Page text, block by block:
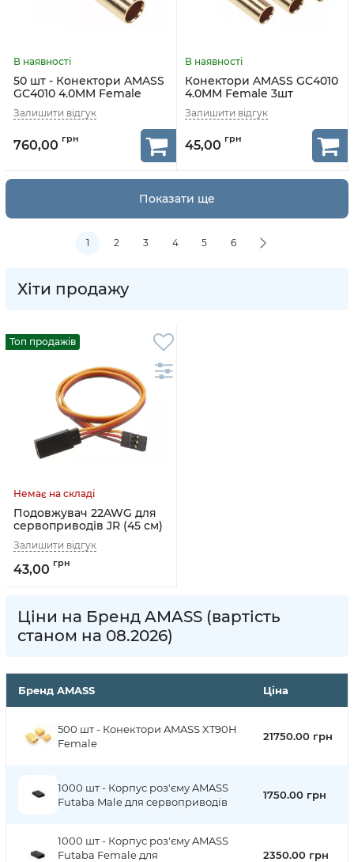
50 шт - Конектори AMASS
GC4010 4.0MM Female
760,00
Конектори AMASS GC4010
4.0MM Female 3шт
45,00
Показати ще
1 2 3 4 5 6
Хіти продажу
Топ продажів
Подовжувач 22AWG для
сервоприводів JR (45 см)
43,00
Ціни на Бренд AMASS (вартість
станом на 08.2026)
Бренд AMASS Ціна
500 шт - Конектори AMASS XT90H
Female
21750.00 грн
1000 шт - Корпус роз'єму AMASS
Futaba Male для сервоприводів
1750.00 грн
1000 шт - Корпус роз'єму AMASS
Futaba Female для
2350.00 грн